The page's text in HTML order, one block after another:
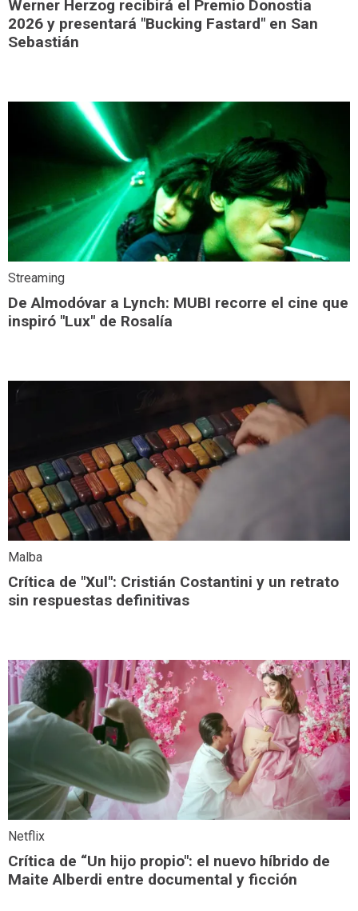
Werner Herzog recibirá el Premio Donostia
2026 y presentará "Bucking Fastard" en San
Sebastián
Streaming
De Almodóvar a Lynch: MUBI recorre el cine que
inspiró "Lux" de Rosalía
Malba
Crítica de "Xul": Cristián Costantini y un retrato
sin respuestas definitivas
Netflix
Crítica de “Un hijo propio": el nuevo híbrido de
Maite Alberdi entre documental y ficción